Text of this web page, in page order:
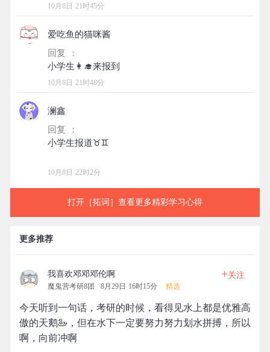
10月8日 21时45分
爱吃鱼的猫咪酱
回复 ：
10月8日 21时48分
澜鑫
回复 ：
小学生报道♉♊
10月8日 22时2分
打开［拓词］查看更多精彩学习心得
更多推荐
我喜欢邓邓邓伦啊
魔鬼营考研8团 8月29日 16时15分 精选
+关注
今天听到一句话，考研的时候，看得见水上都是优雅高
傲的天鹅🦢，但在水下一定要努力努力划水拼搏，所以
啊，向前冲啊